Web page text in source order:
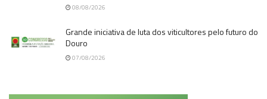
08/08/2026
Grande iniciativa de luta dos viticultores pelo futuro do
Douro
07/08/2026